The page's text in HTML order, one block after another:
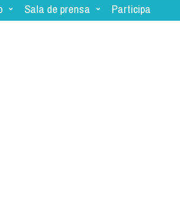
Sala de prensa Participa